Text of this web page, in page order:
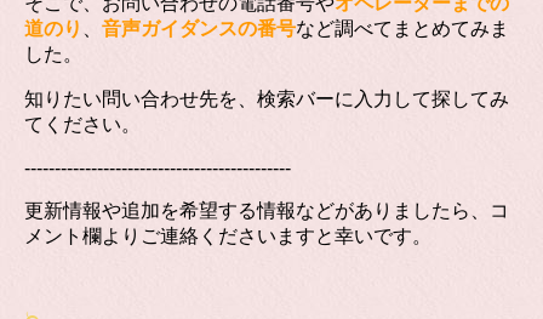
道のり 、 音声ガイダンスの番号など調べてまとめてみま
した。
知りたい問い合わせ先を、検索バーに入力して探してみ
てください。
--------------------------------------------
更新情報や追加を希望する情報などがありましたら、コ
メント欄よりご連絡くださいますと幸いです。